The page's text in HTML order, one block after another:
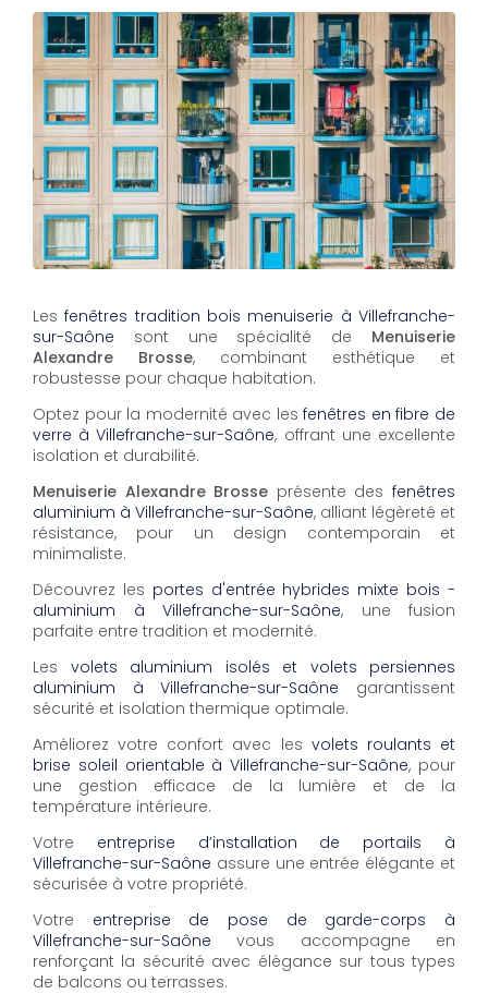
Lesfenêtres tradition bois menuiserie à Villefranche-
sur-Saône sont une spécialité de Menuiserie
Alexandre Brosse, combinant esthétique et
robustesse pour chaque habitation.
Optez pour la modernité avec lesfenêtres en fibre de
verre à Villefranche-sur-Saône, offrant une excellente
isolation et durabilité.
Menuiserie Alexandre Brosse présente desfenêtres
aluminium à Villefranche-sur-Saône, alliant légèreté et
résistance, pour un design contemporain et
minimaliste.
Découvrez les portes d'entrée hybrides mixte bois -
aluminium à Villefranche-sur-Saône, une fusion
parfaite entre tradition et modernité.
Les volets aluminium isolés et volets persiennes
aluminium à Villefranche-sur-Saône garantissent
sécurité et isolation thermique optimale.
Améliorez votre confort avec les volets roulants et
brise soleil orientable à Villefranche-sur-Saône, pour
une gestion efficace de la lumière et de la
température intérieure.
Votre entreprise d’installation de portails à
Villefranche-sur-Saône assure une entrée élégante et
sécurisée à votre propriété.
Votre entreprise de pose de garde-corps à
Villefranche-sur-Saône vous accompagne en
renforçant la sécurité avec élégance sur tous types
de balcons ou terrasses.